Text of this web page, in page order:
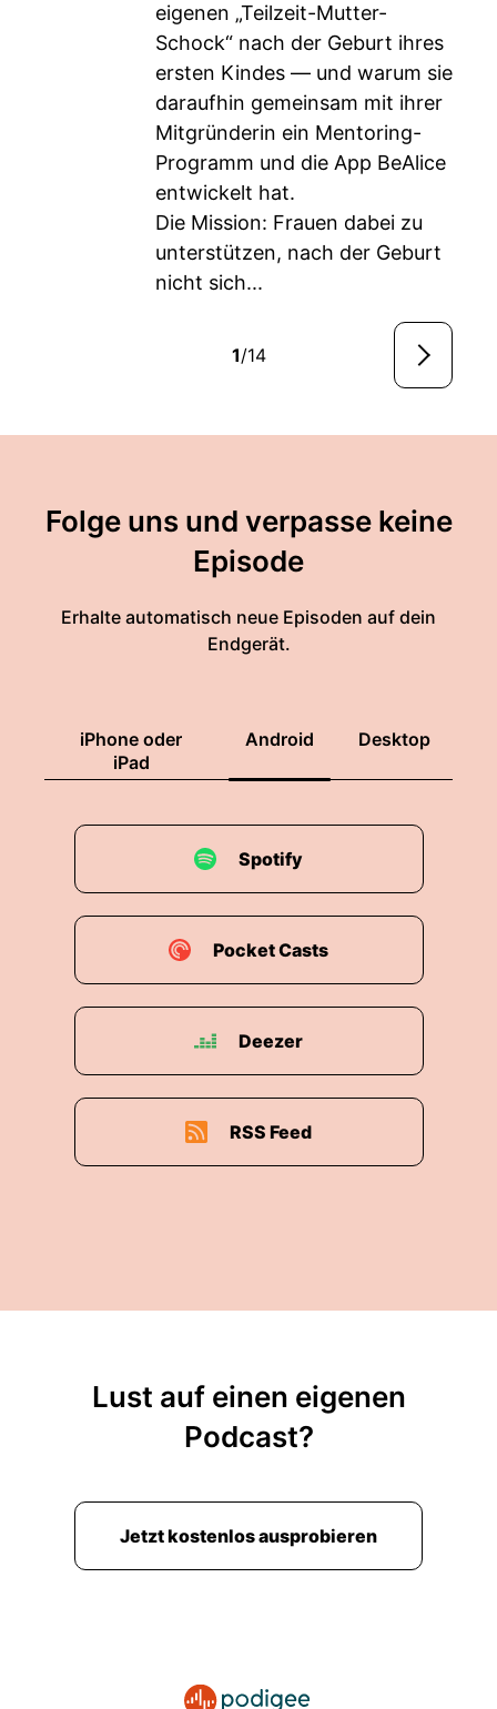
eigenen „Teilzeit-Mutter-
Schock“ nach der Geburt ihres
ersten Kindes — und warum sie
daraufhin gemeinsam mit ihrer
Mitgründerin ein Mentoring-
Programm und die App BeAlice
entwickelt hat.
Die Mission: Frauen dabei zu
unterstützen, nach der Geburt
nicht sich...
1/14
Folge uns und verpasse keine
Episode
Erhalte automatisch neue Episoden auf dein
Endgerät.
iPhone oder
iPad
Android Desktop
Spotify
Pocket Casts
Deezer
RSS Feed
Lust auf einen eigenen
Podcast?
Jetzt kostenlos ausprobieren